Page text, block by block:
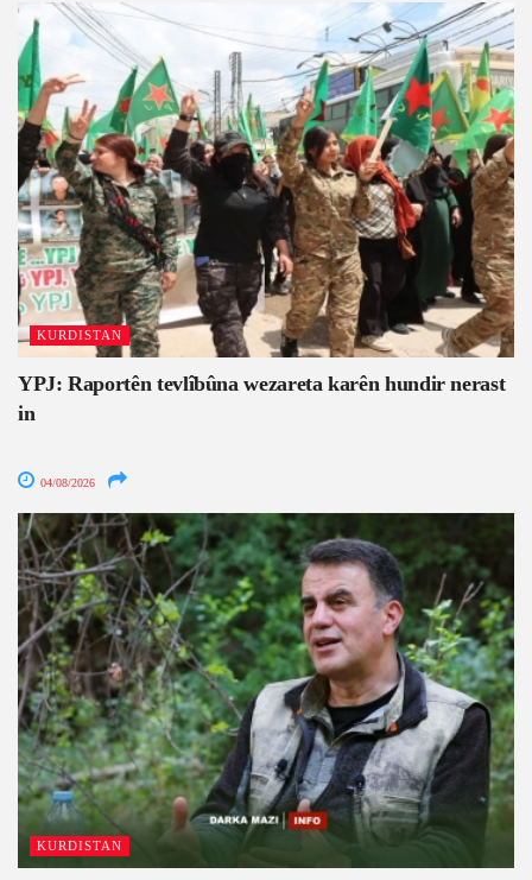
KURDISTAN
YPJ: Raportên tevlîbûna wezareta karên hundir nerast
in
04/08/2026
KURDISTAN